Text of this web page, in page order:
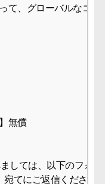
て、グローバルなコネ
無償
しては、以下のフォ
てにご返信ください